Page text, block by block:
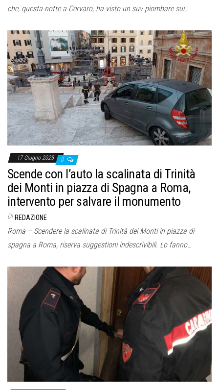
che, questa notte a Cervaro, ha visto un suv piombare sui…
17 Giugno 2025 0
Scende con l’auto la scalinata di Trinità
dei Monti in piazza di Spagna a Roma,
intervento per salvare il monumento
Di REDAZIONE
Roma – Scendere la scalinata di Trinità dei Monti in piazza di
spagna a Roma, riserva suggestioni indescrivibili. Lo fanno…